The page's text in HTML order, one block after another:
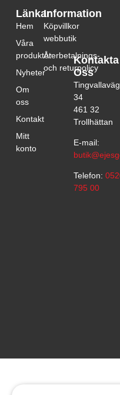
Information
Köpvillkor
webbutik
Återbetalnings-
och returpolicy
Länkar
Hem
Våra
produkter
Nyheter
Om
oss
Kontakt
Mitt
konto
Kontakta
Oss
34
461 32
Trollhättan
E-mail:
Telefon:
795 00